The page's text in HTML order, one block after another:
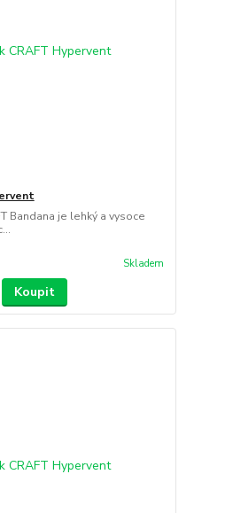
Bandana je lehký a vysoce
Skladem
Koupit